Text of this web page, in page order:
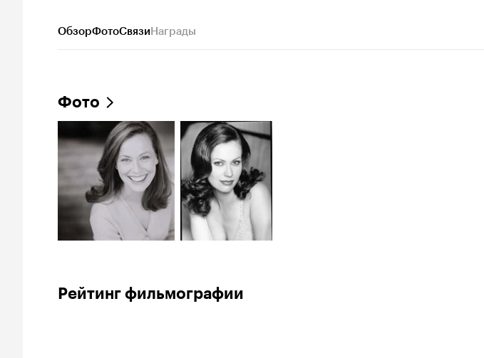
ОбзорФотоСвязиНаграды
Фото
Рейтинг фильмографии